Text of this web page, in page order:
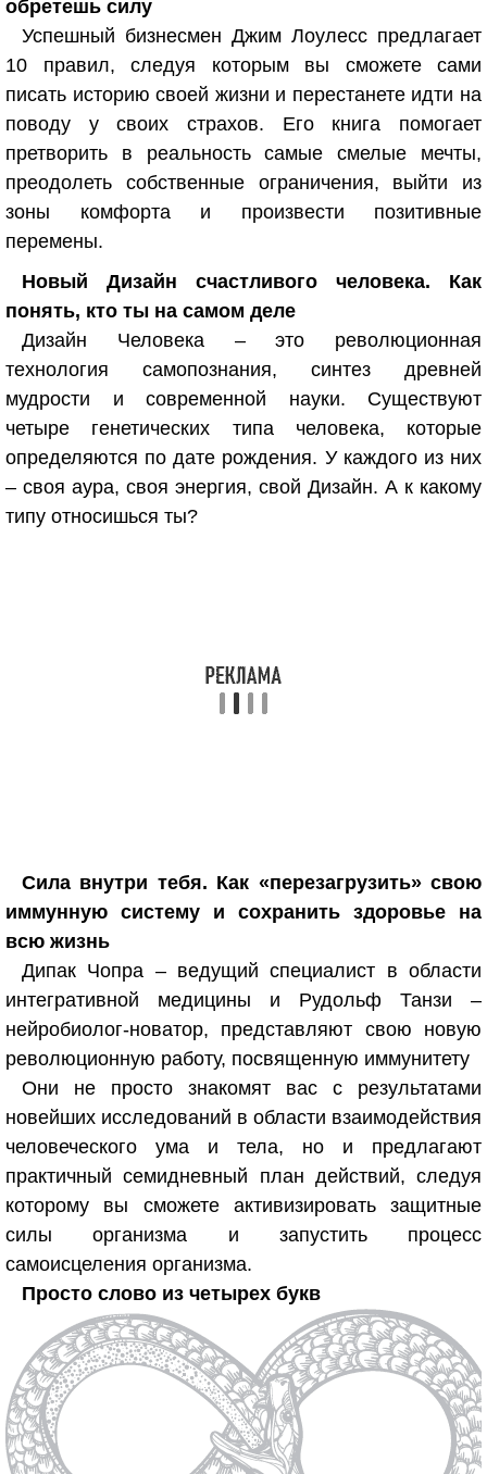
обретешь силу
Успешный бизнесмен Джим Лоулесс предлагает
10 правил, следуя которым вы сможете сами
писать историю своей жизни и перестанете идти на
поводу у своих страхов. Его книга помогает
претворить в реальность самые смелые мечты,
преодолеть собственные ограничения, выйти из
зоны комфорта и произвести позитивные
перемены.
Новый Дизайн счастливого человека. Как
понять, кто ты на самом деле
Дизайн Человека – это революционная
технология самопознания, синтез древней
мудрости и современной науки. Существуют
четыре генетических типа человека, которые
определяются по дате рождения. У каждого из них
– своя аура, своя энергия, свой Дизайн. А к какому
типу относишься ты?
Сила внутри тебя. Как «перезагрузить» свою
иммунную систему и сохранить здоровье на
всю жизнь
Дипак Чопра – ведущий специалист в области
интегративной медицины и Рудольф Танзи –
нейробиолог-новатор, представляют свою новую
революционную работу, посвященную иммунитету
Они не просто знакомят вас с результатами
новейших исследований в области взаимодействия
человеческого ума и тела, но и предлагают
практичный семидневный план действий, следуя
которому вы сможете активизировать защитные
силы организма и запустить процесс
самоисцеления организма.
Просто слово из четырех букв